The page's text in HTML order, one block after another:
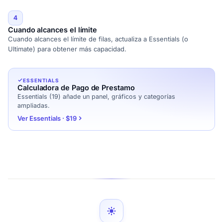
4
Cuando alcances el límite
Cuando alcances el límite de filas, actualiza a Essentials (o
Ultimate) para obtener más capacidad.
ESSENTIALS
Calculadora de Pago de Prestamo
Essentials (19) añade un panel, gráficos y categorías
ampliadas.
Ver Essentials · $19